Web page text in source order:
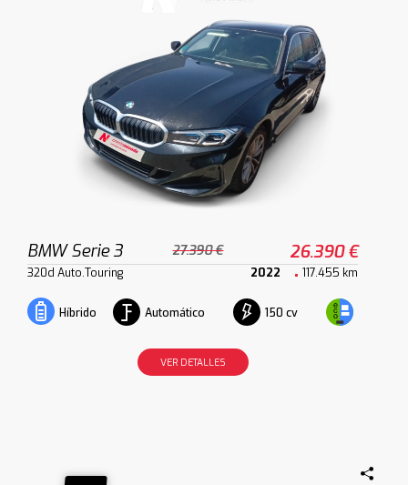
BMW Serie 3 27.390 € 26.390 €
320d Auto.Touring 2022 117.455 km
Híbrido Automático 150 cv
VER DETALLES